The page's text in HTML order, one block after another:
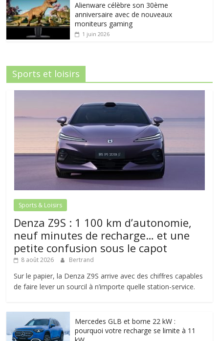
Alienware célèbre son 30ème
anniversaire avec de nouveaux
moniteurs gaming
1 juin 2026
Sports et loisirs
Sports & Loisirs
Denza Z9S : 1 100 km d’autonomie,
neuf minutes de recharge… et une
petite confusion sous le capot
8 août 2026 Bertrand
Sur le papier, la Denza Z9S arrive avec des chiffres capables
de faire lever un sourcil à n’importe quelle station-service.
Mercedes GLB et borne 22 kW :
pourquoi votre recharge se limite à 11